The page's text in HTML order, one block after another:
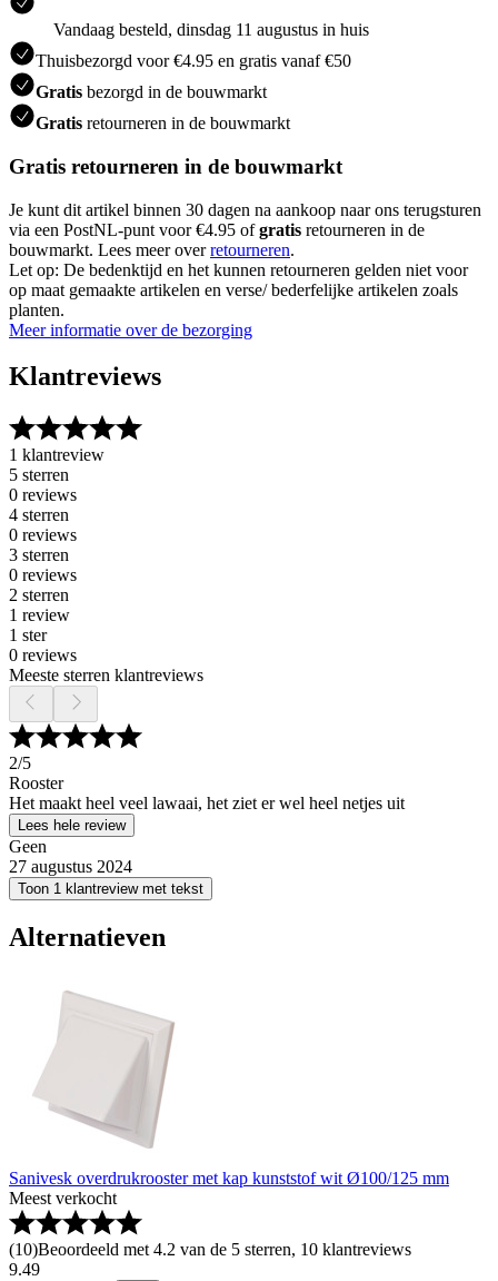
Vandaag besteld, dinsdag 11 augustus in huis
Thuisbezorgd voor €4.95 en gratis vanaf €50
Gratis bezorgd in de bouwmarkt
Gratis retourneren in de bouwmarkt
Gratis retourneren in de bouwmarkt
Je kunt dit artikel binnen 30 dagen na aankoop naar ons terugsturen
via een PostNL-punt voor €4.95 ofgratis retourneren in de
bouwmarkt. Lees meer overretourneren.
Let op: De bedenktijd en het kunnen retourneren gelden niet voor
op maat gemaakte artikelen en verse/ bederfelijke artikelen zoals
planten.
Meer informatie over de bezorging
Klantreviews
1 klantreview
5 sterren
0 reviews
4 sterren
0 reviews
3 sterren
0 reviews
2 sterren
1 review
1 ster
0 reviews
Meeste sterren klantreviews
2/5
Rooster
Het maakt heel veel lawaai, het ziet er wel heel netjes uit
Lees hele review
Geen
27 augustus 2024
Toon 1 klantreview met tekst
Alternatieven
Sanivesk overdrukrooster met kap kunststof wit Ø100/125 mm
Meest verkocht
(10)Beoordeeld met 4.2 van de 5 sterren, 10 klantreviews
9.49